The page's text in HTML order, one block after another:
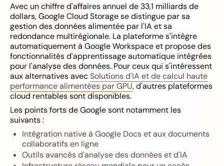
Avec un chiffre d'affaires annuel de 33,1 milliards de
dollars, Google Cloud Storage se distingue par sa
gestion des données alimentée par l'IA et sa
redondance multirégionale. La plateforme s'intègre
automatiquement à Google Workspace et propose des
fonctionnalités d'apprentissage automatique intégrées
pour l'analyse des données. Pour ceux qui s'intéressent
aux alternatives avecSolutions d'IA et de calcul haute
performance alimentées par GPU, d'autres plateformes
cloud rentables sont disponibles.
Les points forts de Google sont notamment les
suivants :
Intégration native à Google Docs et aux documents
collaboratifs en ligne
Outils avancés d'analyse des données et d'IA